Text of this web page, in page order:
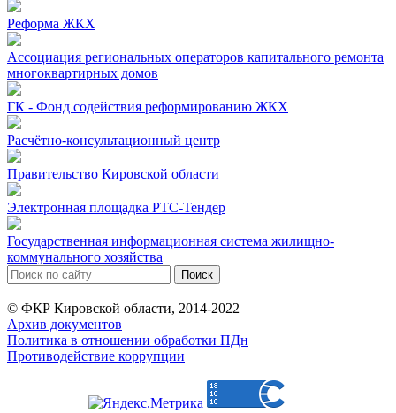
Реформа ЖКХ
Ассоциация региональных операторов капитального ремонта
многоквартирных домов
ГК - Фонд содействия реформированию ЖКХ
Расчётно-консультационный центр
Правительство Кировской области
Электронная площадка РТС-Тендер
Государственная информационная система жилищно-
коммунального хозяйства
© ФКР Кировской области, 2014-2022
Архив документов
Политика в отношении обработки ПДн
Противодействие коррупции